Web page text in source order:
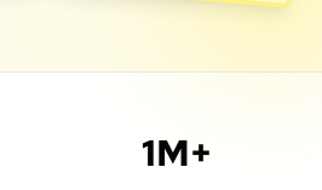
1M+